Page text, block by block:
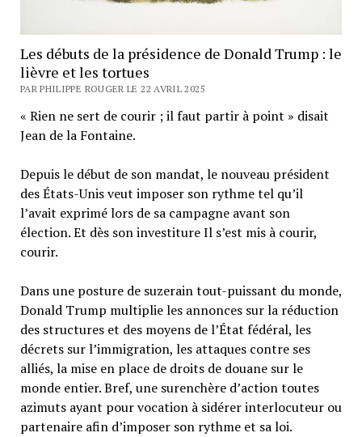
Les débuts de la présidence de Donald Trump : le
lièvre et les tortues
PAR PHILIPPE ROUGER LE 22 AVRIL 2025
« Rien ne sert de courir ; il faut partir à point » disait
Jean de la Fontaine.
Depuis le début de son mandat, le nouveau président
des États-Unis veut imposer son rythme tel qu’il
l’avait exprimé lors de sa campagne avant son
élection. Et dès son investiture Il s’est mis à courir,
courir.
Dans une posture de suzerain tout-puissant du monde,
Donald Trump multiplie les annonces sur la réduction
des structures et des moyens de l’État fédéral, les
décrets sur l’immigration, les attaques contre ses
alliés, la mise en place de droits de douane sur le
monde entier. Bref, une surenchère d’action toutes
azimuts ayant pour vocation à sidérer interlocuteur ou
partenaire afin d’imposer son rythme et sa loi.